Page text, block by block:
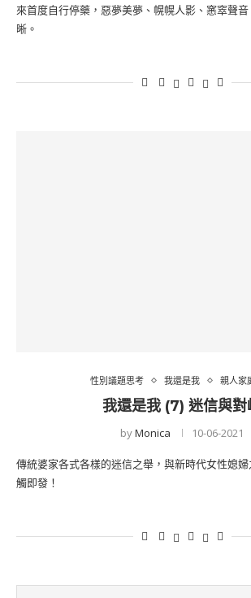
來首度自行停藥，惡夢美夢、幌幌人影、窸窣聲
晰。
性別議題思考 我還是我 親人家
我還是我 (7) 迷信與對
byMonica 10-06-2021
傳統婆家各式各樣的迷信之舉，與新時代女性媳
觸即發！